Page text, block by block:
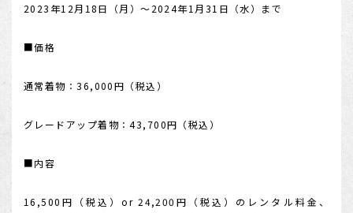
リピーター様専用
2023年12月18日（月）～2024年1月31日（水）まで
■価格
通常着物：36,000円（税込）
グレードアップ着物：43,700円（税込）
■内容
16,500円（税込）or 24,200円（税込）のレンタル料金、